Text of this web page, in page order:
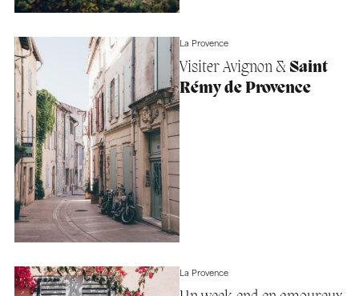
La Provence
Visiter Avignon & Saint
Rémy de Provence
La Provence